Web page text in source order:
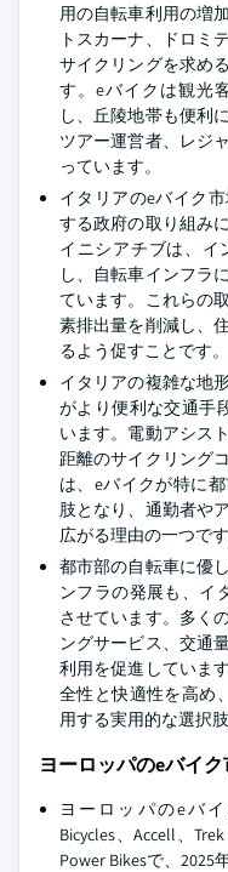
用の自転車利用の増
トスカーナ、ドロミ
サイクリングを求め
す。eバイクは観光
し、丘陵地帯も便利
ツアー運営者、レジ
っています。
イタリアのeバイク
する政府の取り組み
イニシアチブは、イ
し、自転車インフラ
ています。これらの
素排出量を削減し、
るよう促すことです。
イタリアの複雑な地
がより便利な交通手
います。電動アシス
距離のサイクリング
は、eバイクが特に
肢となり、通勤者や
広がる理由の一つです
都市部の自転車に優
ンフラの発展も、イ
させています。多く
ングサービス、交通
利用を促進していま
全性と快適性を高め
用する実用的な選択
ヨーロッパのeバイ
ヨーロッパのeバ
Bicycles、Accell、
Power Bikesで、2025